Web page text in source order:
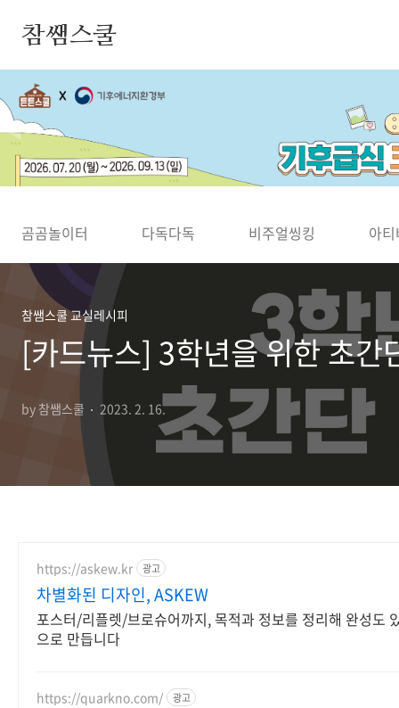
참쌤스쿨
◀
곰곰놀이터 다독다독 비주얼씽킹 아
참쌤스쿨 교실레시피
[카드뉴스] 3학년을 위한 초간
by 참쌤스쿨 2023. 2. 16.
https://askew.kr 광고
차별화된 디자인, ASKEW
포스터/리플렛/브로슈어까지, 목적과 정보를 정리해 완성도
으로 만듭니다
https://quarkno.com/ 광고